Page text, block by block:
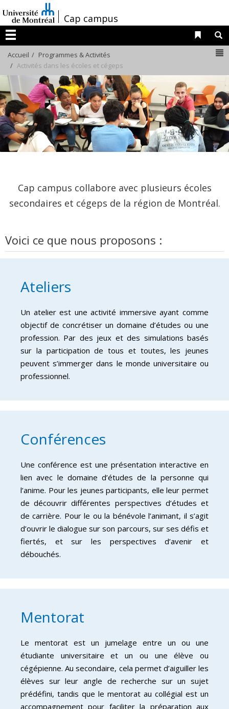
au
contenu
/
Cap campus
Menu
Liens
Accueil
Programmes & Activités
Activités dans les écoles et cégeps
Cap campus collabore avec plusieurs écoles
secondaires et cégeps de la région de Montréal.
Voici ce que nous proposons :
Ateliers
Un atelier est une activité immersive ayant comme
objectif de concrétiser un domaine d’études ou une
profession. Par des jeux et des simulations basés
sur la participation de tous et toutes, les jeunes
peuvent s’immerger dans le monde universitaire ou
professionnel.
Conférences
Une conférence est une présentation interactive en
lien avec le domaine d’études de la personne qui
l’anime. Pour les jeunes participants, elle leur permet
de découvrir différentes perspectives d’études et
de carrière. Pour le ou la bénévole l’animant, il s’agit
d’ouvrir le dialogue sur son parcours, sur ses défis et
fiertés, et sur les perspectives d’avenir et
débouchés.
Mentorat
Le mentorat est un jumelage entre un ou une
étudiante universitaire et un ou une élève ou
cégépienne. Au secondaire, cela permet d’aiguiller les
élèves sur leur angle de recherche sur un sujet
prédéfini, tandis que le mentorat au collégial est un
accompagnement pour faciliter la préparation aux